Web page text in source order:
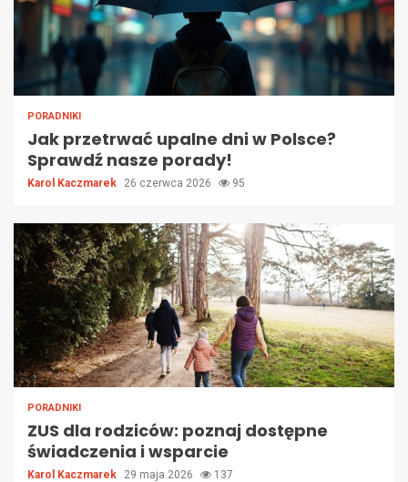
PORADNIKI
Jak przetrwać upalne dni w Polsce?
Sprawdź nasze porady!
Karol Kaczmarek 26 czerwca 2026 95
PORADNIKI
ZUS dla rodziców: poznaj dostępne
świadczenia i wsparcie
Karol Kaczmarek 29 maja 2026 137